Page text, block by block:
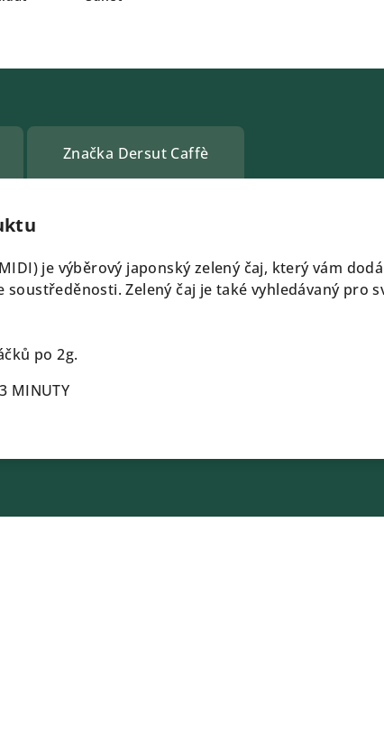
Značka Dersut Caffè
je výběrový japonský zelený čaj, který vám dodá
Zelený čaj je také vyhledávaný pro
po 2g.
MINUTY